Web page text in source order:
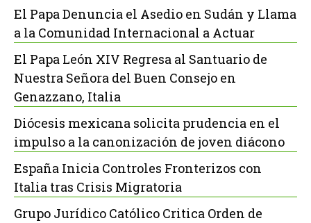
El Papa Denuncia el Asedio en Sudán y Llama
a la Comunidad Internacional a Actuar
El Papa León XIV Regresa al Santuario de
Nuestra Señora del Buen Consejo en
Genazzano, Italia
Diócesis mexicana solicita prudencia en el
impulso a la canonización de joven diácono
España Inicia Controles Fronterizos con
Italia tras Crisis Migratoria
Grupo Jurídico Católico Critica Orden de